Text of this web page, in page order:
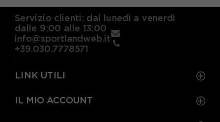
Servizio clienti: dal lunedì a venerdì
dalle 9:00 alle 13:00
info@sportlandweb.it
+39.030.7778571
LINK UTILI
IL MIO ACCOUNT